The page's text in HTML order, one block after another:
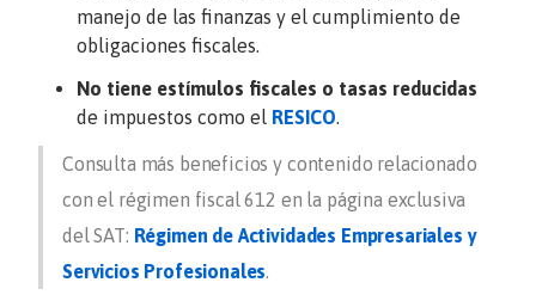
manejo de las finanzas y el cumplimiento de
obligaciones fiscales.
No tiene estímulos fiscales o tasas reducidas
de impuestos como el RESICO
Consulta más beneficios y contenido relacionado
con el régimen fiscal 612 en la página exclusiva
del SAT: Régimen de Actividades Empresariales y
Servicios Profesionales